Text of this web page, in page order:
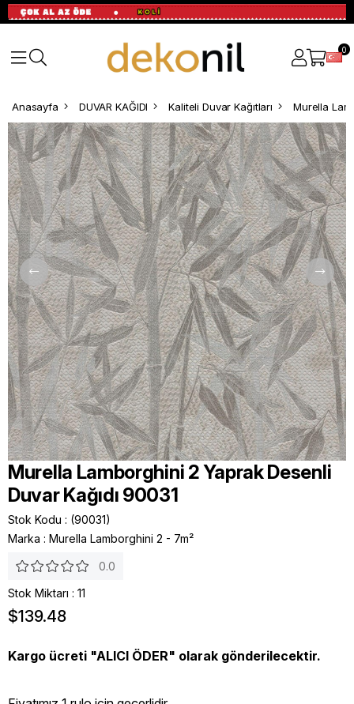
0
Anasayfa DUVAR KAĞIDI Kaliteli Duvar Kağıtları
Murella Lamborghini 2 Yaprak Desenli
Duvar Kağıdı 90031
Stok Kodu
(90031)
Marka : Murella Lamborghini 2 - 7m²
0.0
Stok Miktarı : 11
$139.48
Kargo ücreti "ALICI ÖDER" olarak gönderilecektir.